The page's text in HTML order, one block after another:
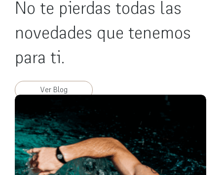
No te pierdas todas las
novedades que tenemos
para ti.
Ver Blog